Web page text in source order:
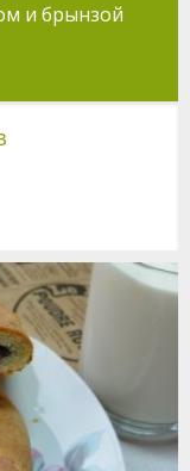
и брынзой